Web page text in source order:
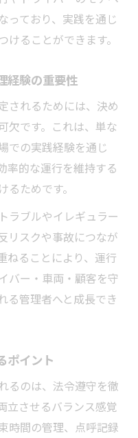
っており、実践を通じ
ることができます。
経験の重要性
されるためには、決め
欠です。これは、単な
での実践経験を通じ
率的な運行を維持する
るためです。
ラブルやイレギュラー
リスクや事故につなが
ねることにより、運行
バー・車両・顧客を守
る管理者へと成長でき
ポイント
るのは、法令遵守を徹
立させるバランス感覚
時間の管理、点呼記録